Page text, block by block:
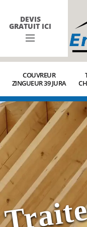
DEVIS
GRATUIT ICI
COUVREUR
ZINGUEUR 39 JURA